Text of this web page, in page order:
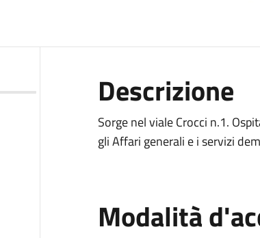
Descrizione
Sorge nel viale Crocci n.1.
gli Affari generali e i servizi
Modalità